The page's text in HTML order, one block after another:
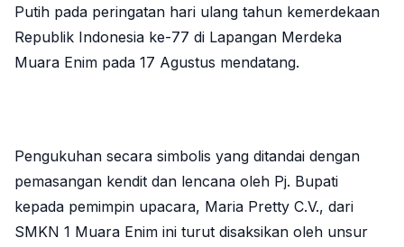
Putih pada peringatan hari ulang tahun kemerdekaan
Republik Indonesia ke-77 di Lapangan Merdeka
Muara Enim pada 17 Agustus mendatang.
Pengukuhan secara simbolis yang ditandai dengan
pemasangan kendit dan lencana oleh Pj. Bupati
kepada pemimpin upacara, Maria Pretty C.V., dari
SMKN 1 Muara Enim ini turut disaksikan oleh unsur